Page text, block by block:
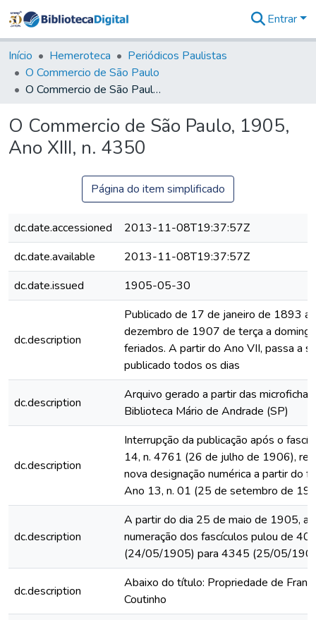
&
Coleções
Tudo na
Biblioteca
Estatísticas
Entrar
Início Hemeroteca
Periódicos Paulistas
O Commercio de São Paulo
O Commercio de São Paulo, 1905, Ano XIII, n. 4350
O Commercio de São Paulo, 1905,
Ano XIII, n. 4350
Página do item simplificado
dc.date.accessioned
2013-11-08T19:37:57Z
dc.date.available
2013-11-08T19:37:57Z
dc.date.issued
1905-05-30
dc.description
Publicado de 17 de janeiro de 1893 a
dezembro de 1907 de terça a
feriados. A partir do Ano VII, passa a
publicado todos os dias
dc.description
Arquivo gerado a partir das
Biblioteca Mário de Andrade (SP)
dc.description
Interrupção da publicação após o
14, n. 4761 (26 de julho de 1906),
nova designação numérica a partir do
Ano 13, n. 01 (25 de setembro de
dc.description
A partir do dia 25 de maio de 1905, a
numeração dos fascículos pulou de
(24/05/1905) para 4345 (25/05/
dc.description
Abaixo do título: Propriedade de
Coutinho